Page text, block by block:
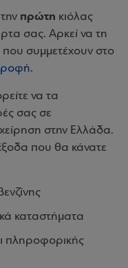
πρώτη κιόλας
σας. Αρκεί να τη
που συμμετέχουν στο
.
να τα
σας σε
στην Ελλάδα.
που θα κάνατε
καταστήματα
πληροφορικής